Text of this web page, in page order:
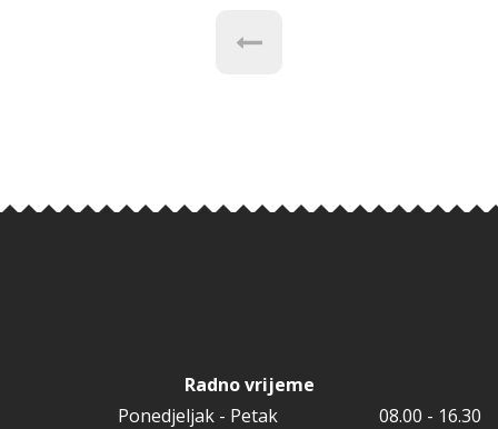
Radno vrijeme
Ponedjeljak - Petak
08.00 - 16.30